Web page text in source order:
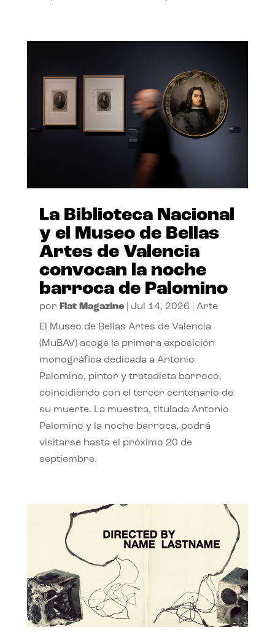
La Biblioteca Nacional
y el Museo de Bellas
Artes de Valencia
convocan la noche
barroca de Palomino
por Flat Magazine| Jul 14, 2026 Arte
El Museo de Bellas Artes de Valencia
(MuBAV) acoge la primera exposición
monográfica dedicada a Antonio
Palomino, pintor y tratadista barroco,
coincidiendo con el tercer centenario de
su muerte. La muestra, titulada Antonio
Palomino y la noche barroca, podrá
visitarse hasta el próximo 20 de
septiembre.